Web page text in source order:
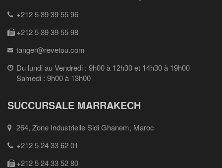
+212 5 39 39 55 96
+212 5 39 39 55 98
tanger@revetou.com
Du lundi au Vendredi : 9h00 à 12h30 et 14h30 à 19h00
Samedi : 9h00 à 13h00
SUCCURSALE MARRAKECH
264, Zone Industrielle Sidi Ghanem, Maroc
+212 5 24 33 62 01
+212 5 24 33 52 80